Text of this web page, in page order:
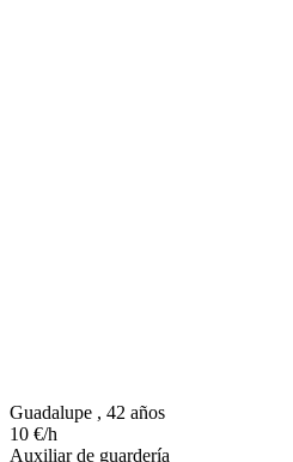
Guadalupe , 42 años
10 €/h
Auxiliar de guardería